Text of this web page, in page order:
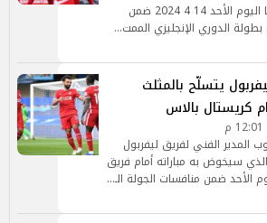
كريستال بالاس المقرر لها اليوم الأحد 14 4 2024 ضمن
يتسلّح بالمثلث
كريستال بالاس
المدير الفني لفريق ليفربول
سيخوض به مباراته أمام فريق
الأحد ضمن منافسات الجولة الـ…